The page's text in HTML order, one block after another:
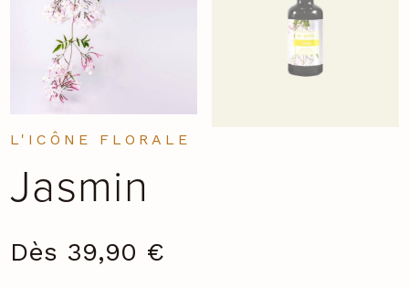
L'ICÔNE FLORALE
Jasmin
Dès 39,90 €